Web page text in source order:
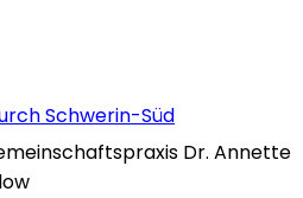
Schwerin-Süd
Dr. Annette